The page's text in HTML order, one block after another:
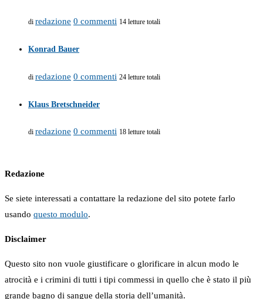
di redazione 0 commenti 14 letture totali
Konrad Bauer
di redazione 0 commenti 24 letture totali
Klaus Bretschneider
di redazione 0 commenti 18 letture totali
Redazione
Se siete interessati a contattare la redazione del sito potete farlo
usando questo modulo.
Disclaimer
Questo sito non vuole giustificare o glorificare in alcun modo le
atrocità e i crimini di tutti i tipi commessi in quello che è stato il più
grande bagno di sangue della storia dell’umanità.